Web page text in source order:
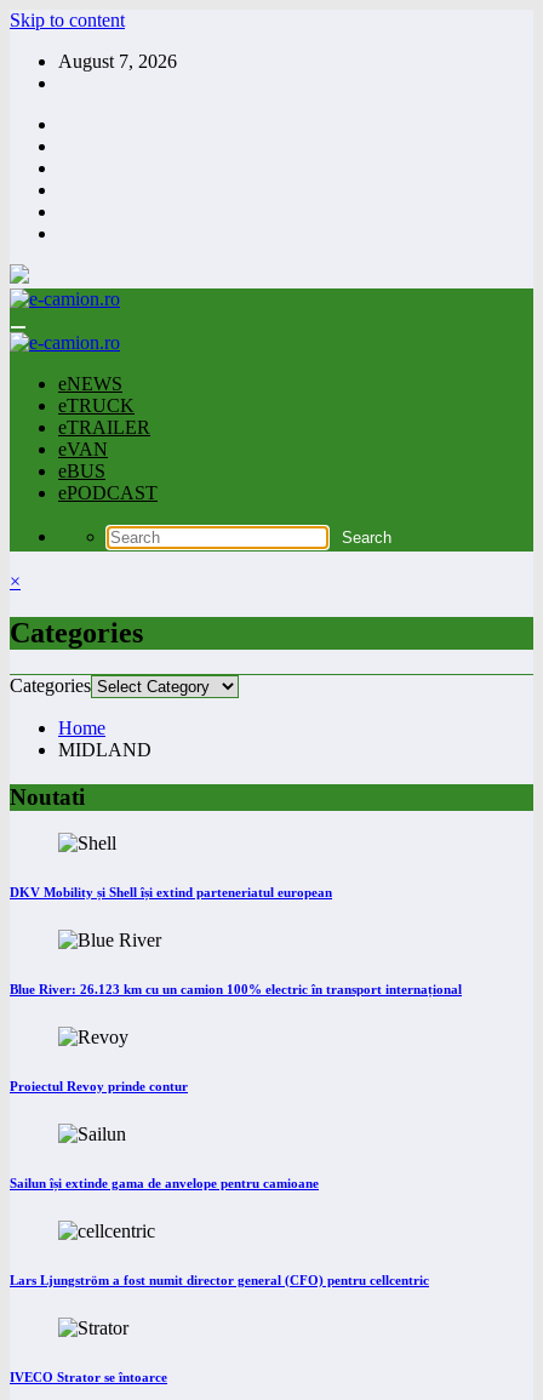
Skip to content
August 7, 2026
eNEWS
eTRUCK
eTRAILER
eVAN
eBUS
ePODCAST
×
Categories
Categories
Home
MIDLAND
Noutati
DKV Mobility și Shell își extind parteneriatul european
Blue River: 26.123 km cu un camion 100% electric în transport internațional
Proiectul Revoy prinde contur
Sailun își extinde gama de anvelope pentru camioane
Lars Ljungström a fost numit director general (CFO) pentru cellcentric
IVECO Strator se întoarce